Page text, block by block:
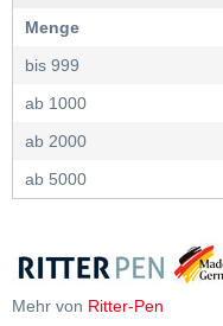
Menge
bis 999
ab 1000
ab 2000
ab 5000
Mehr von Ritter-Pen